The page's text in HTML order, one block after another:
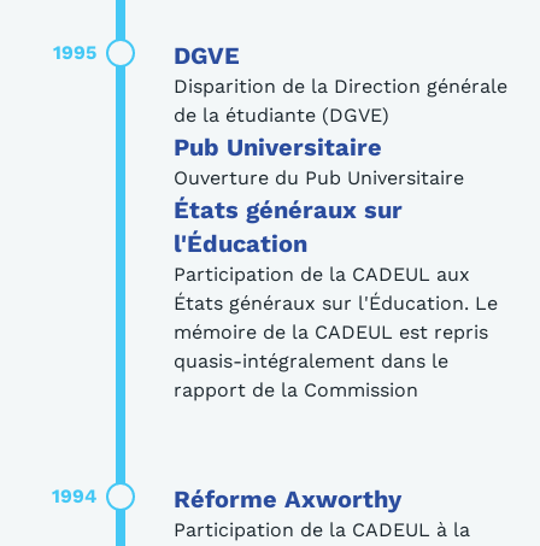
1995 DGVE
Disparition de la Direction générale
de la étudiante (DGVE)
Pub Universitaire
Ouverture du Pub Universitaire
États généraux sur
l'Éducation
Participation de la CADEUL aux
États généraux sur l'Éducation. Le
mémoire de la CADEUL est repris
quasis-intégralement dans le
rapport de la Commission
1994 Réforme Axworthy
Participation de la CADEUL à la